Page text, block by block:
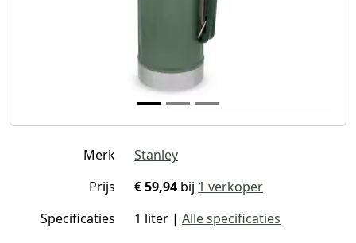
Merk
Stanley
Prijs
€ 59,94 bij 1 verkoper
Specificaties
1 liter | Alle specificaties